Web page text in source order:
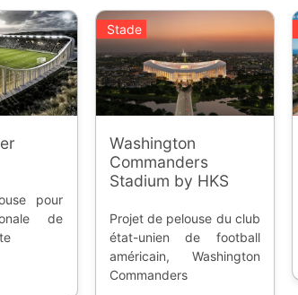
pour
de
Stade
Washington
Commanders
Stadium by HKS
Projet de pelouse du club
état-unien de football
américain, Washington
Commanders